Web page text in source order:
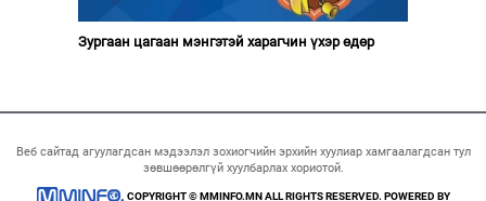
Зургаан цагаан мэнгэтэй харагчин үхэр өдөр
Веб сайтад агуулагдсан мэдээлэл зохиогчийн эрхийн хуулиар хамгаалагдсан тул
зөвшөөрөлгүй хуулбарлах хориотой.
COPYRIGHT © MMINFO.MN ALL RIGHTS RESERVED. POWERED BY